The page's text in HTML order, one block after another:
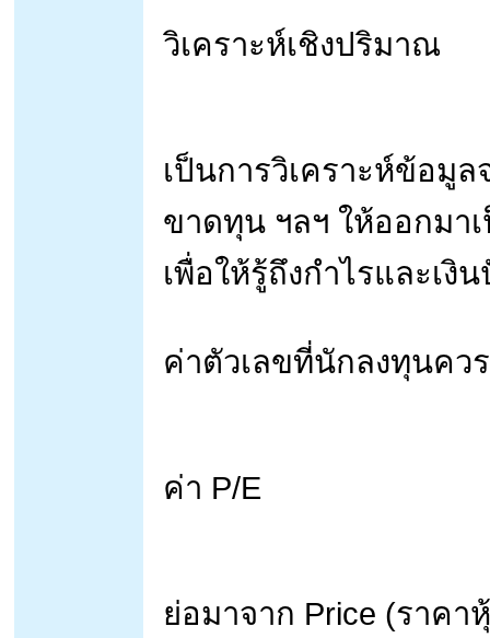
วิเคราะห์เชิงปริมาณ
เป็นการวิเคราะห์ข้อมูล
ขาดทุน ฯลฯ ให้ออกมา
เพื่อให้รู้ถึงกำไรและเ
ค่าตัวเลขที่นักลงทุนคว
ค่า P/E
ย่อมาจาก Price (ราคา